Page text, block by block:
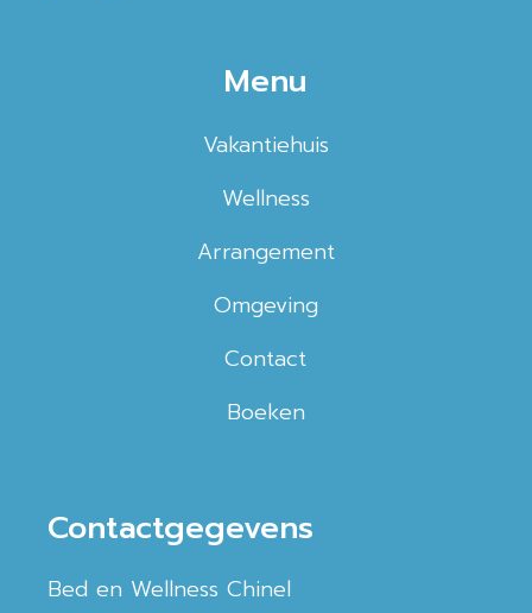
Menu
Vakantiehuis
Wellness
Arrangement
Omgeving
Contact
Boeken
Contactgegevens
Bed en Wellness Chinel